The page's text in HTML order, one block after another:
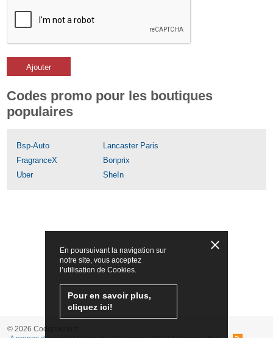
Ajouter
Codes promo pour les boutiques
populaires
Bsp-Auto
Lancaster Paris
FragranceX
Bonprix
Uber
SheIn
© 2026 Codepoche.fr
En poursuivant la navigation sur
notre site, vous acceptez
l’utilisation de Cookies.
Pour en savoir plus,
cliquez ici!